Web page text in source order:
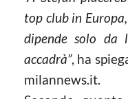
top club in
dipende solo da
accadrà”, ha
milannews.it.